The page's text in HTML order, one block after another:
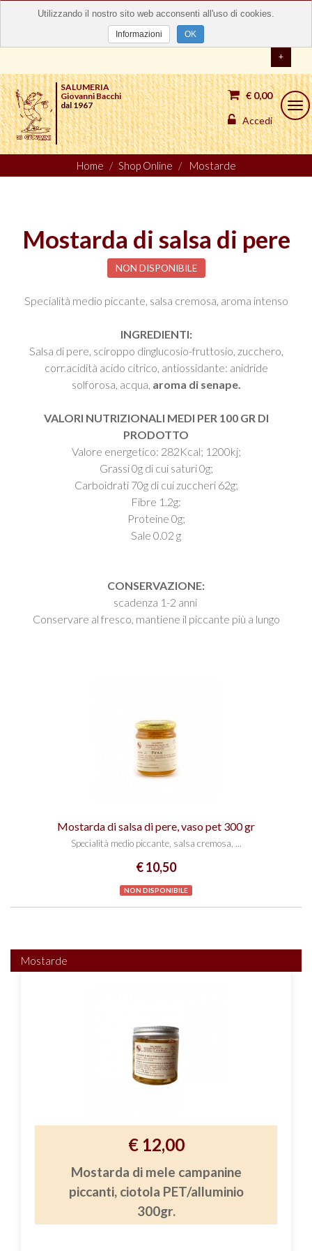
+
€ 0,00
Accedi
SALUMERIA
Giovanni Bacchi
dal 1967
Home Shop Online Mostarde
Mostarda di salsa di pere
NON DISPONIBILE
Specialità medio piccante, salsa cremosa, aroma intenso
INGREDIENTI:
Salsa di pere, sciroppo dinglucosio-fruttosio, zucchero,
corr.acidità acido citrico, antiossidante: anidride
solforosa, acqua, aroma di senape​.
VALORI NUTRIZIONALI MEDI PER 100 GR DI
PRODOTTO
Valore energetico: 282Kcal; 1200kj;
Grassi 0g di cui saturi 0g;
Carboidrati 70g di cui zuccheri 62g;
Fibre 1.2g:
Proteine 0g;
Sale 0.02 g
CONSERVAZIONE:
scadenza 1-2 anni
Conservare al fresco, mantiene il piccante più a lungo
Mostarda di salsa di pere, vaso pet 300 gr
Specialità medio piccante, salsa cremosa, ...
€ 10,50
NON DISPONIBILE
Mostarde
€ 12,00
Mostarda di mele campanine
piccanti, ciotola PET/alluminio
300gr.
Utilizzando il nostro sito web acconsenti all'uso di cookies.
Informazioni OK